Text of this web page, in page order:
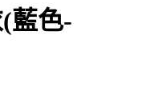
藍色-